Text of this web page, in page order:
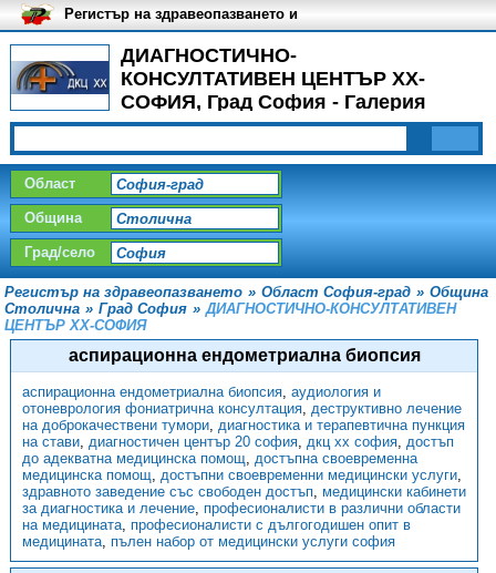
ДИАГНОСТИЧНО-
КОНСУЛТАТИВЕН ЦЕНТЪР ХХ-
СОФИЯ, Град София - Галерия
Регистър на здравеопазването и
медицинските заведения в
България
Област
Община
Град/село
Регистър на здравеопазването » Област София-град » Община
Столична » Град София » ДИАГНОСТИЧНО-КОНСУЛТАТИВЕН
ЦЕНТЪР ХХ-СОФИЯ
аспирационна ендометриална биопсия
аспирационна ендометриална биопсия, аудиология и
отоневрология фониатрична консултация, деструктивно лечение
на доброкачествени тумори, диагностика и терапевтична пункция
на стави, диагностичен център 20 софия, дкц хх софия, достъп
до адекватна медицинска помощ, достъпна своевременна
медицинска помощ, достъпни своевременни медицински услуги,
здравното заведение със свободен достъп, медицински кабинети
за диагностика и лечение, професионалисти в различни области
на медицината, професионалисти с дългогодишен опит в
медицината, пълен набор от медицински услуги софия